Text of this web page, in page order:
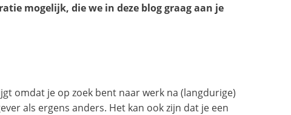
mogelijk, die we in deze blog graag aan je
omdat je op zoek bent naar werk na (langdurige)
als ergens anders. Het kan ook zijn dat je een